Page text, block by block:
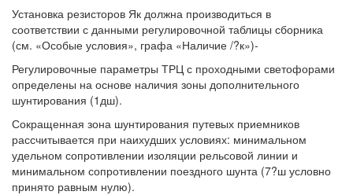
Установка резисторов Як должна производиться в
соответствии с данными регулировочной таблицы сборника
(см. «Особые условия», графа «Наличие /?к»)-
Регулировочные параметры ТРЦ с проходными светофорами
определены на основе наличия зоны дополнительного
шунтирования (1дш).
Сокращенная зона шунтирования путевых приемников
рассчитывается при наихудших условиях: минимальном
удельном сопротивлении изоляции рельсовой линии и
минимальном сопротивлении поездного шунта (7?ш условно
принято равным нулю).